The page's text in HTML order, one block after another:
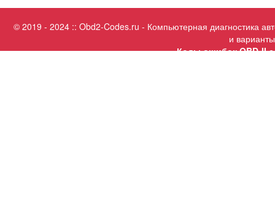
© 2019 - 2024 :: Obd2-Codes.ru - Компьютерная диагностика
и
Коды ошибок OBD-II